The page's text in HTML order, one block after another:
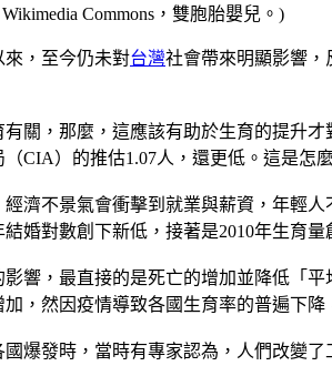
Commons，雙胞胎嬰兒。)
來，至今仍未對台灣社會帶來明顯影響，
關，那麼，這應該有助於生育的提升
（CIA）的推估1.07人，還更低。這是怎
濟不景氣會衝擊到就業與薪資，年輕
結婚對數創下新低，接著是2010年生育
響，最直接的是死亡的增加並降低「
，然因疫情導致各國生育率的普遍下
國爆發時，當時有專家認為，人們改變